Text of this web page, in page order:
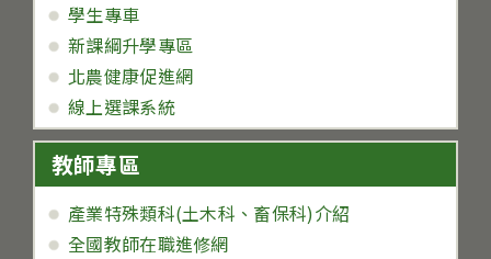
學生專車
新課綱升學專區
北農健康促進網
線上選課系統
教師專區
產業特殊類科(土木科、畜保科)介紹
全國教師在職進修網